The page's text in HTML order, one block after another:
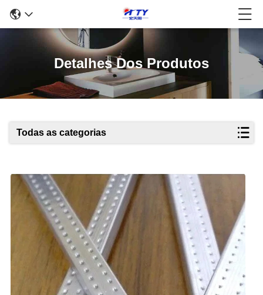
Detalhes Dos Produtos
Todas as categorias